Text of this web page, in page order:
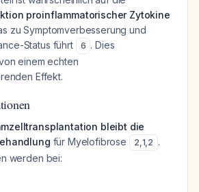
proinflammatorischer Zytokine
zu Symptomverbesserung und
Status führt
6 . Dies
einem echten
Effekt.
bleibt die
für Myelofibrose 2,1,2 .
werden bei: